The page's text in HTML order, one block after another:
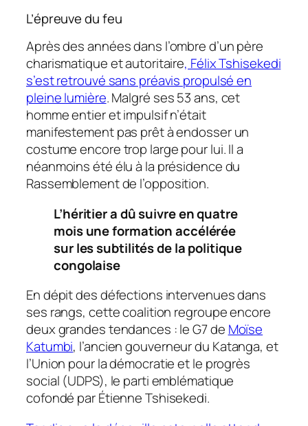
L’épreuve du feu
Après des années dans l’ombre d’un père
charismatique et autoritaire, Félix Tshisekedi
s’est retrouvé sans préavis propulsé en
pleine lumière. Malgré ses 53 ans, cet
homme entier et impulsif n’était
manifestement pas prêt à endosser un
costume encore trop large pour lui. Il a
néanmoins été élu à la présidence du
Rassemblement de l’opposition.
L’héritier a dû suivre en quatre
mois une formation accélérée
sur les subtilités de la politique
congolaise
En dépit des défections intervenues dans
ses rangs, cette coalition regroupe encore
deux grandes tendances : le G7 de Moïse
Katumbi, l’ancien gouverneur du Katanga, et
l’Union pour la démocratie et le progrès
social (UDPS), le parti emblématique
cofondé par Étienne Tshisekedi.